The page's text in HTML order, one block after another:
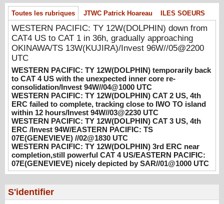
temporarily back to CAT 4 US with the
unexpected inner core re-
consolidation/Invest 94W//04@1000 UTC
08/04/2026 -PATRICK HOAREAU
WESTERN PACIFIC: TY 12W(DOLPHIN)
CAT 2 US, 4th ERC failed to complete,
tracking close to IWO TO island within 12
hours/Invest 94W//03@2230 UTC
08/04/2026 -PATRICK HOAREAU
WESTERN PACIFIC: TY 12W(DOLPHIN)
CAT 3 US, 4th ERC /Invest 94W/EASTERN
PACIFIC: TS 07E(GENEVIEVE) //02@1830
UTC
08/02/2026 -PATRICK HOAREAU
WESTERN PACIFIC: TY 12W(DOLPHIN)
4 US/EASTERN PACIFIC: 07E(GENEVIEVE)
nicely depicted by SAR//01@1000 UTC
Toutes les rubriques JTWC Patrick Hoareau ILES SOEURS
WESTERN PACIFIC: TY 12W(DOLPHIN) down from
CAT4 US to CAT 1 in 36h, gradually approaching
OKINAWA/TS 13W(KUJIRA)/Invest 96W//05@2200
UTC
WESTERN PACIFIC: TY 12W(DOLPHIN) temporarily back
to CAT 4 US with the unexpected inner core re-
consolidation/Invest 94W//04@1000 UTC
WESTERN PACIFIC: TY 12W(DOLPHIN) CAT 2 US, 4th
ERC failed to complete, tracking close to IWO TO island
within 12 hours/Invest 94W//03@2230 UTC
WESTERN PACIFIC: TY 12W(DOLPHIN) CAT 3 US, 4th
ERC /Invest 94W/EASTERN PACIFIC: TS
07E(GENEVIEVE) //02@1830 UTC
WESTERN PACIFIC: TY 12W(DOLPHIN) 3rd ERC near
completion,still powerful CAT 4 US/EASTERN PACIFIC:
07E(GENEVIEVE) nicely depicted by SAR//01@1000 UTC
S'identifier